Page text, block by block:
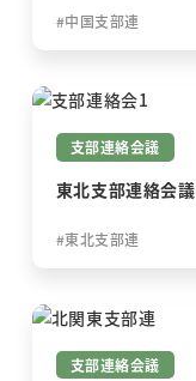
中国支部連
支部連絡会議
東北支部連絡会議
東北支部連
支部連絡会議